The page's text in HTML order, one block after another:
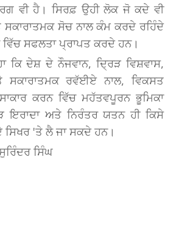
ਵੀ ਹੈ। ਸਿਰਫ਼ ਉਹੀ ਲੋਕ ਜੋ ਕਦੇ ਵੀ
ਸਕਾਰਾਤਮਕ ਸੋਚ ਨਾਲ ਕੰਮ ਕਰਦੇ ਰਹਿੰਦੇ
ਸਫਲਤਾ ਪ੍ਰਾਪਤ ਕਰਦੇ ਹਨ।
ਕਿ ਦੇਸ਼ ਦੇ ਨੌਜਵਾਨ, ਦ੍ਰਿੜ ਵਿਸ਼ਵਾਸ,
ਰਵੱਈਏ ਨਾਲ, ਵਿਕਸਤ
ਕਰਨ ਵਿੱਚ ਮਹੱਤਵਪੂਰਨ ਭੂਮਿਕਾ
ਇਰਾਦਾ ਅਤੇ ਨਿਰੰਤਰ ਯਤਨ ਹੀ ਕਿਸੇ
ਸਿਖਰ 'ਤੇ ਲੈ ਜਾ ਸਕਦੇ ਹਨ।
ਸਿੰਘ